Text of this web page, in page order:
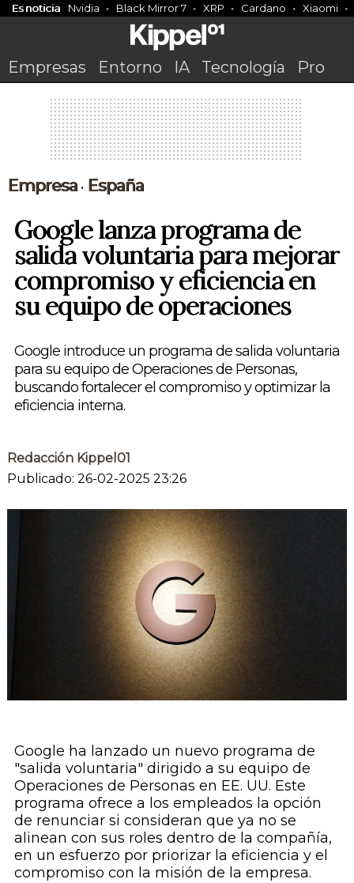
Es noticia Nvidia Black Mirror 7 XRP Cardano Xiaomi
Empresas Entorno IA Tecnología Pro
Empresa• España
Google lanza programa de
salida voluntaria para mejorar
compromiso y eficiencia en
su equipo de operaciones
Google introduce un programa de salida voluntaria
para su equipo de Operaciones de Personas,
buscando fortalecer el compromiso y optimizar la
eficiencia interna.
Redacción Kippel01
Publicado: 26-02-2025 23:26
Google ha lanzado un nuevo programa de
"salida voluntaria" dirigido a su equipo de
Operaciones de Personas en EE. UU. Este
programa ofrece a los empleados la opción
de renunciar si consideran que ya no se
alinean con sus roles dentro de la compañía,
en un esfuerzo por priorizar la eficiencia y el
compromiso con la misión de la empresa.